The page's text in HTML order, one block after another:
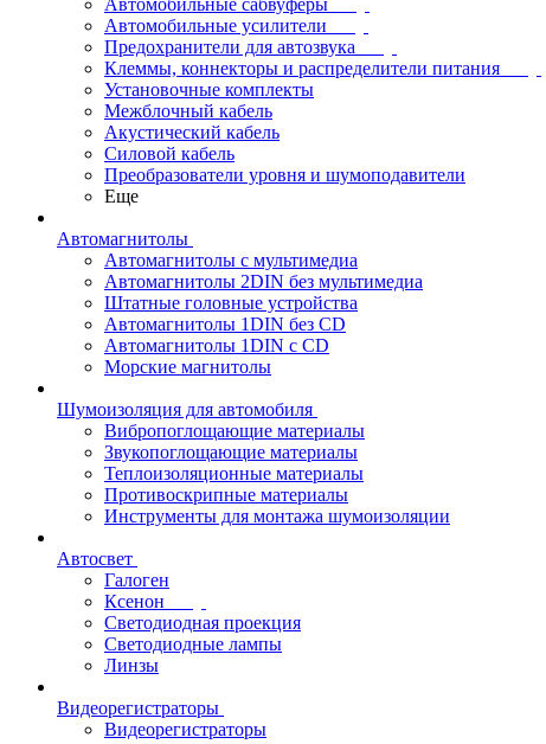
Автомобильные усилители
Предохранители для автозвука
Клеммы, коннекторы и распределители питания
Установочные комплекты
Межблочный кабель
Акустический кабель
Силовой кабель
Преобразователи уровня и шумоподавители
Еще
Автомагнитолы
Автомагнитолы с мультимедиа
Автомагнитолы 2DIN без мультимедиа
Штатные головные устройства
Автомагнитолы 1DIN без CD
Автомагнитолы 1DIN с CD
Морские магнитолы
Шумоизоляция для автомобиля
Вибропоглощающие материалы
Звукопоглощающие материалы
Теплоизоляционные материалы
Противоскрипные материалы
Инструменты для монтажа шумоизоляции
Автосвет
Галоген
Ксенон
Светодиодная проекция
Светодиодные лампы
Линзы
Видеорегистраторы
Видеорегистраторы